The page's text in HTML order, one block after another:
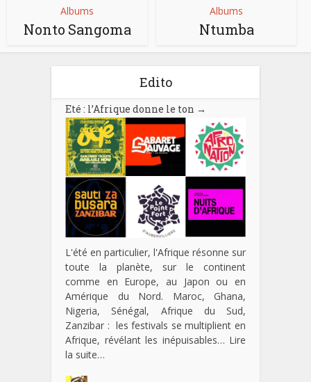
Albums
Nonto Sangoma
Albums
Ntumba
Edito
Eté : l’Afrique donne le ton →
L'été en particulier, l'Afrique résonne sur
toute la planète, sur le continent
comme en Europe, au Japon ou en
Amérique du Nord. Maroc, Ghana,
Nigeria, Sénégal, Afrique du Sud,
Zanzibar : les festivals se multiplient en
Afrique, révélant les inépuisables… Lire
la suite…